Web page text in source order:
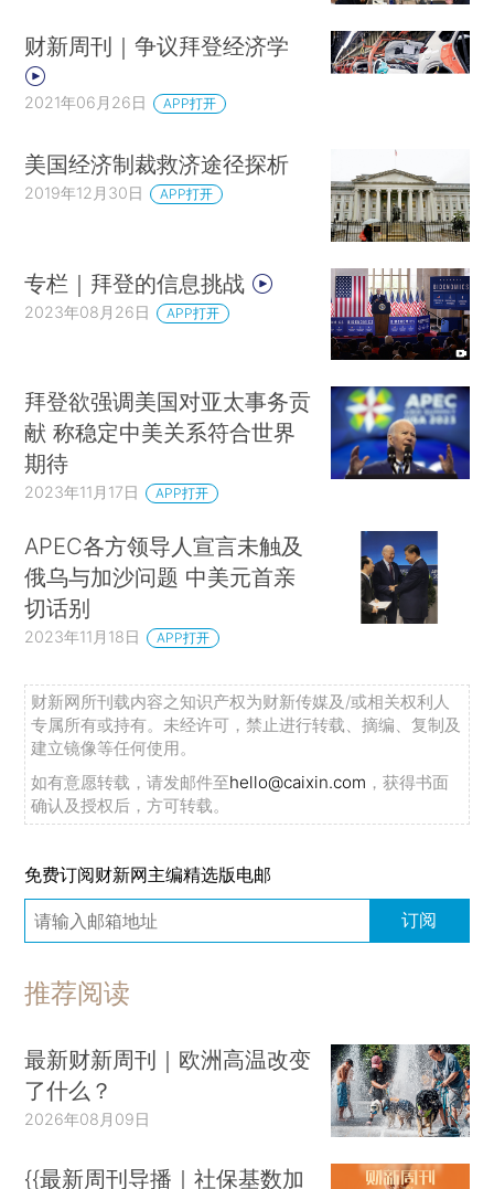
财新周刊｜争议拜登经济学
2021年06月26日 APP打开
美国经济制裁救济途径探析
2019年12月30日 APP打开
专栏｜拜登的信息挑战
2023年08月26日 APP打开
拜登欲强调美国对亚太事务贡
献 称稳定中美关系符合世界
期待
2023年11月17日 APP打开
APEC各方领导人宣言未触及
俄乌与加沙问题 中美元首亲
切话别
2023年11月18日 APP打开
财新网所刊载内容之知识产权为财新传媒及/或相关权利人
专属所有或持有。未经许可，禁止进行转载、摘编、复制及
建立镜像等任何使用。
如有意愿转载，请发邮件至hello@caixin.com ，获得书面
确认及授权后，方可转载。
免费订阅财新网主编精选版电邮
订阅
推荐阅读
最新财新周刊｜欧洲高温改变
了什么？
2026年08月09日
{{最新周刊导播｜社保基数加